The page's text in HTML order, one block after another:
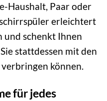
Haushalt, Paar oder
erleichtert
und schenkt Ihnen
stattdessen mit den
können.
für jedes